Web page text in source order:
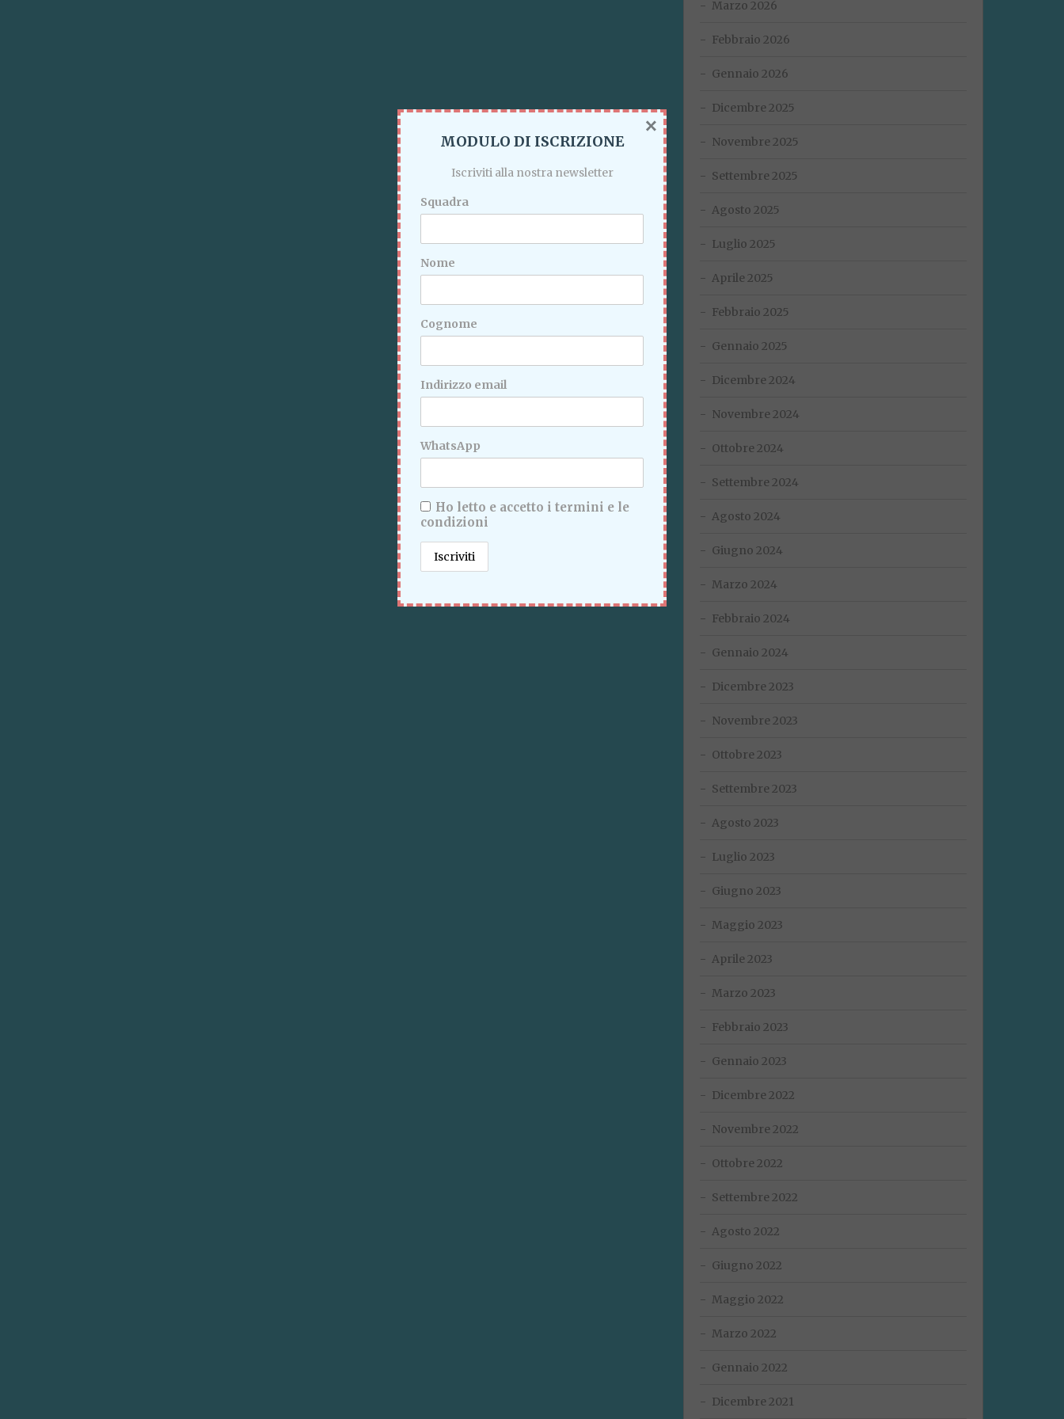
Marzo 2026
Febbraio 2026
Gennaio 2026
Dicembre 2025
Novembre 2025
Settembre 2025
Agosto 2025
Luglio 2025
Aprile 2025
Febbraio 2025
Gennaio 2025
Dicembre 2024
Novembre 2024
Ottobre 2024
Settembre 2024
Agosto 2024
Giugno 2024
Marzo 2024
Febbraio 2024
Gennaio 2024
Dicembre 2023
Novembre 2023
Ottobre 2023
Settembre 2023
Agosto 2023
Luglio 2023
Giugno 2023
Maggio 2023
Aprile 2023
Marzo 2023
Febbraio 2023
Gennaio 2023
Dicembre 2022
Novembre 2022
Ottobre 2022
Settembre 2022
Agosto 2022
Giugno 2022
Maggio 2022
Marzo 2022
Gennaio 2022
Dicembre 2021
MODULO DI ISCRIZIONE
Iscriviti alla nostra newsletter
Squadra
Nome
Cognome
Indirizzo email
WhatsApp
Ho letto e accetto i termini e le
condizioni
×